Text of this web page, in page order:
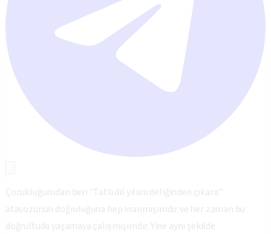
Çocukluğumdan beri "Tatlı dil yılanı deliğinden çıkarır."
atasözünün doğruluğuna hep inanmışımdır ve her zaman bu
doğrultuda yaşamaya çalışmışımdır. Yine aynı şekilde